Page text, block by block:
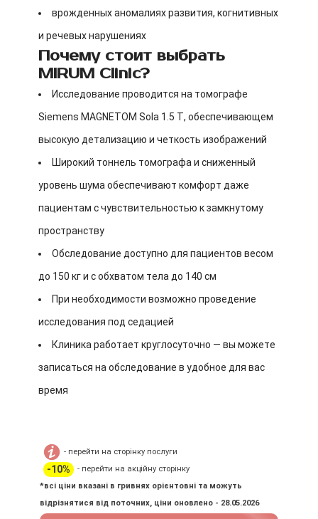
врожденных аномалиях развития, когнитивных
и речевых нарушениях
Почему стоит выбрать
MIRUM Clinic?
Исследование проводится на томографе
Siemens MAGNETOM Sola 1.5 Т, обеспечивающем
высокую детализацию и четкость изображений
Широкий тоннель томографа и сниженный
уровень шума обеспечивают комфорт даже
пациентам с чувствительностью к замкнутому
пространству
Обследование доступно для пациентов весом
до 150 кг и с обхватом тела до 140 см
При необходимости возможно проведение
исследования под седацией
Клиника работает круглосуточно — вы можете
записаться на обследование в удобное для вас
время
- перейти на сторінку послуги
-10%
- перейти на акційну сторінку
*всі ціни вказані в гривнях орієнтовні та можуть
відрізнятися від поточних, ціни оновлено - 28.05.2026